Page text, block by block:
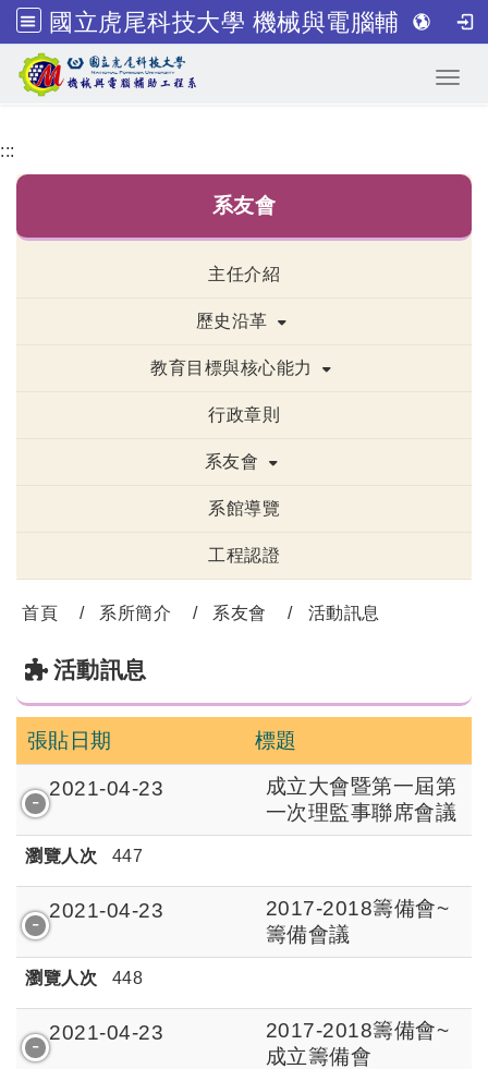
國立虎尾科技大學 機械與電腦輔助工程系
跳到主要內容
:::
系友會
主任介紹
歷史沿革
教育目標與核心能力
行政章則
系友會
系館導覽
工程認證
首頁 系所簡介 系友會 活動訊息
活動訊息
張貼日期 標題
2021-04-23
成立大會暨第一屆第
一次理監事聯席會議
瀏覽人次 447
2021-04-23
2017-2018籌備會~
籌備會議
瀏覽人次 448
2021-04-23
2017-2018籌備會~
成立籌備會